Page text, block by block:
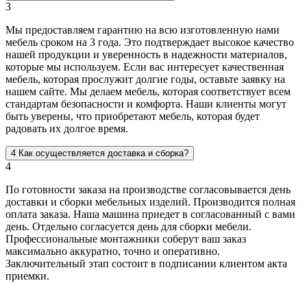
3
Мы предоставляем гарантию на всю изготовленную нами
мебель сроком на 3 года. Это подтверждает высокое качество
нашей продукции и уверенность в надежности материалов,
которые мы используем. Если вас интересует качественная
мебель, которая прослужит долгие годы, оставьте заявку на
нашем сайте. Мы делаем мебель, которая соответствует всем
стандартам безопасности и комфорта. Наши клиенты могут
быть уверены, что приобретают мебель, которая будет
радовать их долгое время.
4 Как осуществляется доставка и сборка?
4
По готовности заказа на производстве согласовывается день
доставки и сборки мебельных изделий. Производится полная
оплата заказа. Наша машина приедет в согласованный с вами
день. Отдельно согласуется день для сборки мебели.
Профессиональные монтажники соберут ваш заказ
максимально аккуратно, точно и оперативно.
Заключительный этап состоит в подписании клиентом акта
приемки.